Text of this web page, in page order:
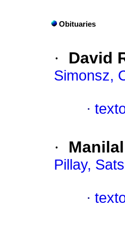
Obituaries
· David
Simonsz,
·
·
Pillay,
·